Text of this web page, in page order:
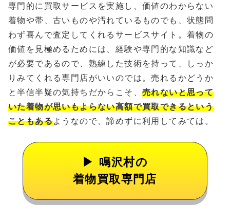
専門的に買取サービスを実施し、価値のわからない
着物や帯、古いものや汚れているものでも、状態問
わず喜んで査定してくれるサービスサイト。着物の
価値を見極めるためには、経験や専門的な知識など
が必要であるので、熟練した技術を持って、しっか
りみてくれる専門店がいいのでは。売れるかどうか
と半信半疑の気持ちだからこそ、 売れないと思って
いた着物が思いもよらない高額で買取できるという
こともあるようなので、諦めずに利用してみては。
鳴沢村の
着物買取専門店